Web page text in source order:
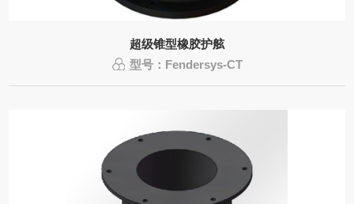
超级锥型橡胶护舷
型号：Fendersys-CT